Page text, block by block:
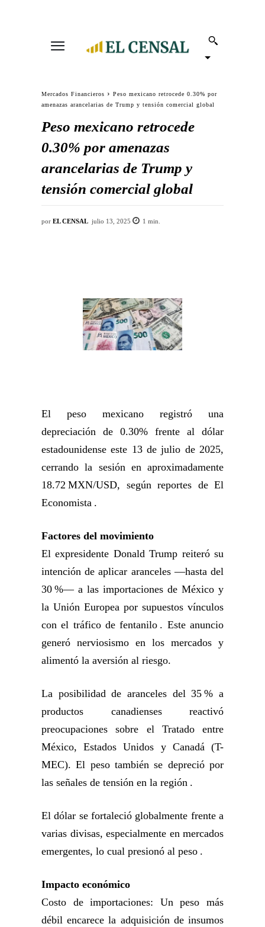
Mercados Financieros
Peso mexicano retrocede 0.30% por
amenazas arancelarias de Trump y tensión comercial global
Peso mexicano retrocede
0.30% por amenazas
arancelarias de Trump y
tensión comercial global
por EL CENSAL julio 13, 2025 1 min.
El peso mexicano registró una
depreciación de 0.30% frente al dólar
estadounidense este 13 de julio de 2025,
cerrando la sesión en aproximadamente
18.72 MXN/USD, según reportes de El
Economista .
Factores del movimiento
El expresidente Donald Trump reiteró su
intención de aplicar aranceles —hasta del
30 %— a las importaciones de México y
la Unión Europea por supuestos vínculos
con el tráfico de fentanilo . Este anuncio
generó nerviosismo en los mercados y
alimentó la aversión al riesgo.
La posibilidad de aranceles del 35 % a
productos canadienses reactivó
preocupaciones sobre el Tratado entre
México, Estados Unidos y Canadá (T-
MEC). El peso también se depreció por
las señales de tensión en la región .
El dólar se fortaleció globalmente frente a
varias divisas, especialmente en mercados
emergentes, lo cual presionó al peso .
Impacto económico
Costo de importaciones: Un peso más
débil encarece la adquisición de insumos